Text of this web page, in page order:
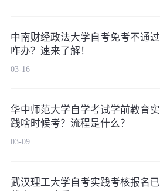
中南财经政法大学自考免考不通过
咋办？速来了解！
03-16
华中师范大学自学考试学前教育实
践啥时候考？流程是什么？
03-09
武汉理工大学自考实践考核报名已